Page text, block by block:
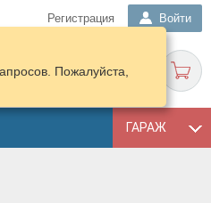
Регистрация Войти
ГАРАЖ
Пожалуйста,